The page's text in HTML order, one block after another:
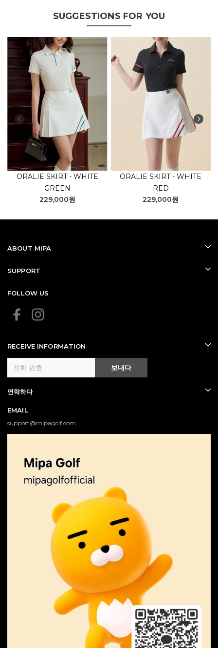
SUGGESTIONS FOR YOU
ORALIE SKIRT - WHITE
GREEN
229,000원
ORALIE SKIRT - WHITE
RED
229,000원
ABOUT MIPA
SUPPORT
FOLLOW US
RECEIVE INFORMATION
보내다
연락하다
EMAIL
support@mipagolf.com